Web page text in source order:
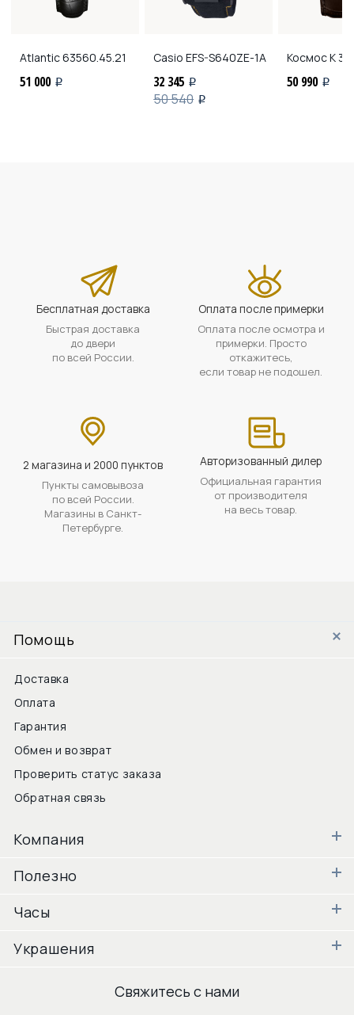
Atlantic63560.45.21
51 000 i
Casio EFS-S640ZE-1A
32 345 i
50 540 i
КосмосK
50 990 i
Бесплатная доставка
Быстрая доставка
до двери
по всей России.
Оплата после примерки
Оплата после осмотра и
примерки. Просто
откажитесь,
если товар не подошел.
2 магазина и 2000 пунктов
Пункты самовывоза
по всей России.
Магазины в Санкт-
Петербурге.
Авторизованный дилер
Официальная гарантия
от производителя
на весь товар.
Помощь
Доставка
Оплата
Гарантия
Обмен и возврат
Проверить статус заказа
Обратная связь
Компания
Полезно
Часы
Украшения
Свяжитесь с нами